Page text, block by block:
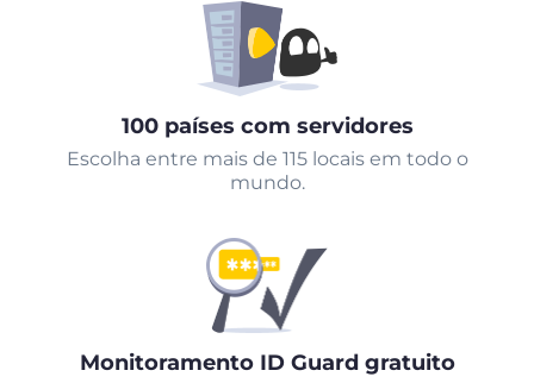
100 países com servidores
Escolha entre mais de 115 locais em todo o
mundo.
Monitoramento ID Guard gratuito